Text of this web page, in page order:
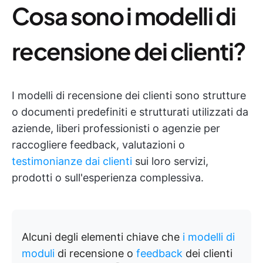
Cosa sono i modelli di
recensione dei clienti?
I modelli di recensione dei clienti sono strutture
o documenti predefiniti e strutturati utilizzati da
aziende, liberi professionisti o agenzie per
raccogliere feedback, valutazioni o
testimonianze dai clienti sui loro servizi,
prodotti o sull'esperienza complessiva.
Alcuni degli elementi chiave che i modelli di
moduli di recensione o feedback dei clienti